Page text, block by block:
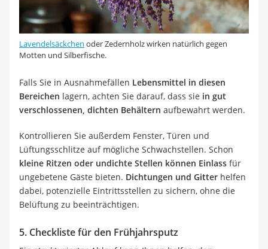
Lavendelsäckchen oder Zedernholz wirken natürlich gegen
Motten und Silberfische.
Falls Sie in Ausnahmefällen Lebensmittel in diesen
Bereichen lagern, achten Sie darauf, dass sie in gut
verschlossenen, dichten Behältern aufbewahrt werden.
Kontrollieren Sie außerdem Fenster, Türen und
Lüftungsschlitze auf mögliche Schwachstellen. Schon
kleine Ritzen oder undichte Stellen können Einlass für
ungebetene Gäste bieten. Dichtungen und Gitter helfen
dabei, potenzielle Eintrittsstellen zu sichern, ohne die
Belüftung zu beeinträchtigen.
5. Checkliste für den Frühjahrsputz